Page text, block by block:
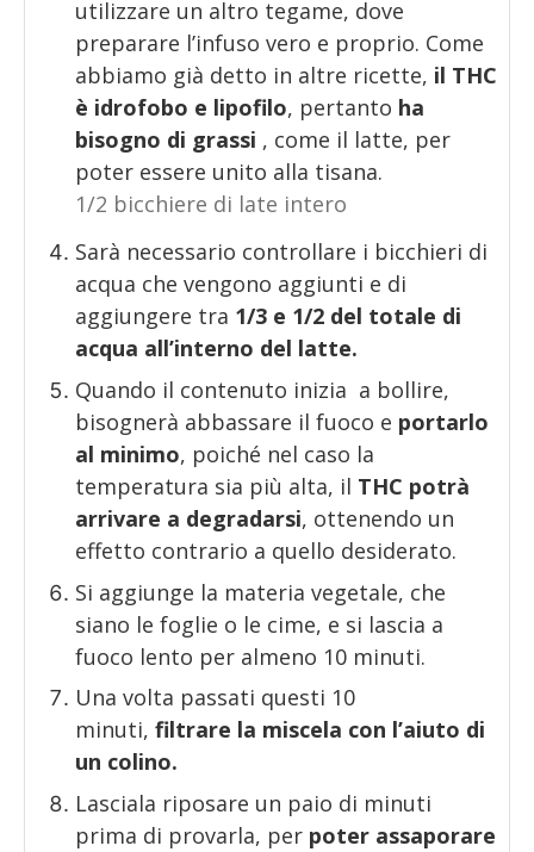
utilizzare un altro tegame, dove
preparare l’infuso vero e proprio. Come
abbiamo già detto in altre ricette, il THC
è idrofobo e lipofilo, pertanto ha
bisogno di grassi , come il latte, per
poter essere unito alla tisana.
1/2 bicchiere di late intero
Sarà necessario controllare i bicchieri di
acqua che vengono aggiunti e di
aggiungere tra 1/3 e 1/2 del totale di
acqua all’interno del latte.
Quando il contenuto inizia a bollire,
bisognerà abbassare il fuoco e portarlo
al minimo, poiché nel caso la
temperatura sia più alta, il THC potrà
arrivare a degradarsi, ottenendo un
effetto contrario a quello desiderato.
Si aggiunge la materia vegetale, che
siano le foglie o le cime, e si lascia a
fuoco lento per almeno 10 minuti.
Una volta passati questi 10
minuti, filtrare la miscela con l’aiuto di
un colino.
Lasciala riposare un paio di minuti
prima di provarla, per poter assaporare